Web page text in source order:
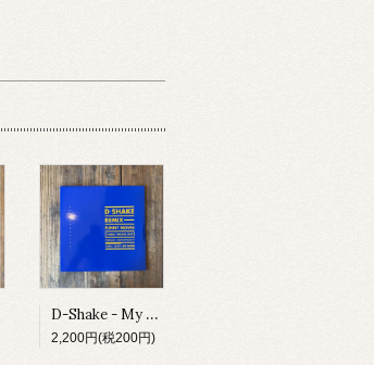
D-Shake - My Heart The Beat / Funny Moves
2,200円(税200円)